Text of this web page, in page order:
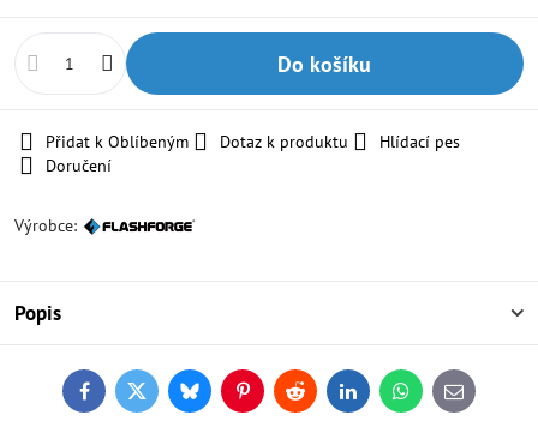
Do košíku
Přidat k Oblíbeným Dotaz k produktu
Hlídací pes
Doručení
Výrobce:
Popis
FacebookTwitterBlueskyPinterestReddit LinkedInWhatsApp
E-
mail